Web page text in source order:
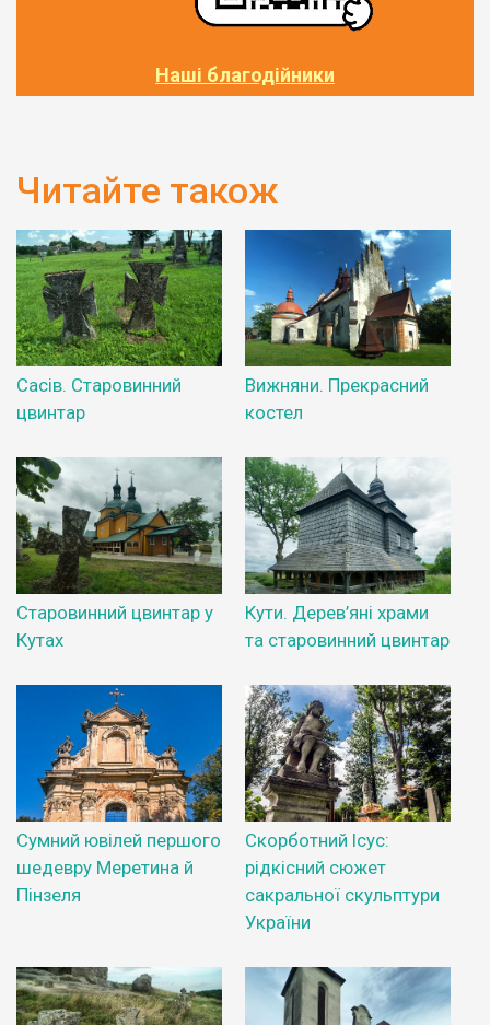
Наші благодійники
Читайте також
Сасів. Старовинний
цвинтар
Вижняни. Прекрасний
костел
Старовинний цвинтар у
Кутах
Кути. Дерев’яні храми
та старовинний цвинтар
Сумний ювілей першого
шедевру Меретина й
Пінзеля
Скорботний Ісус:
рідкісний сюжет
сакральної скульптури
України